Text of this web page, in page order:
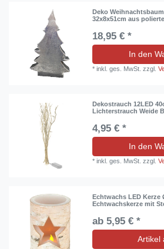
Deko
32x8x51cm aus
18,95 € *
In den
*inkl. ges. MwSt. zzgl.
Dekostrauch 12LED
Lichterstrauch Weide
4,95 € *
In den
*inkl. ges. MwSt. zzgl.
Echtwachs LED
Echtwachskerze mit
ab 5,95 € *
Artikel